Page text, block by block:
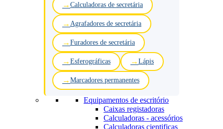
Calculadoras de secretária
Agrafadores de secretária
Furadores de secretária
Esferográficas Lápis
Marcadores permanentes
Equipamentos de escritório
Caixas registadoras
Calculadoras - acessórios
Calculadoras cientificas